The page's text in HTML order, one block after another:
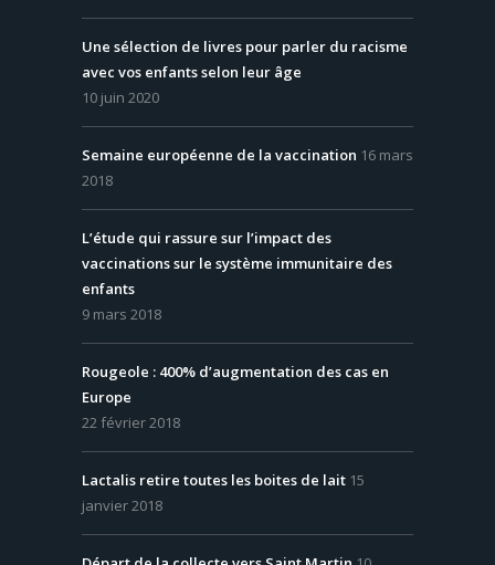
Une sélection de livres pour parler du racisme
avec vos enfants selon leur âge
10 juin 2020
Semaine européenne de la vaccination 16 mars
2018
L’étude qui rassure sur l’impact des
vaccinations sur le système immunitaire des
enfants
9 mars 2018
Rougeole : 400% d’augmentation des cas en
Europe
22 février 2018
Lactalis retire toutes les boites de lait 15
janvier 2018